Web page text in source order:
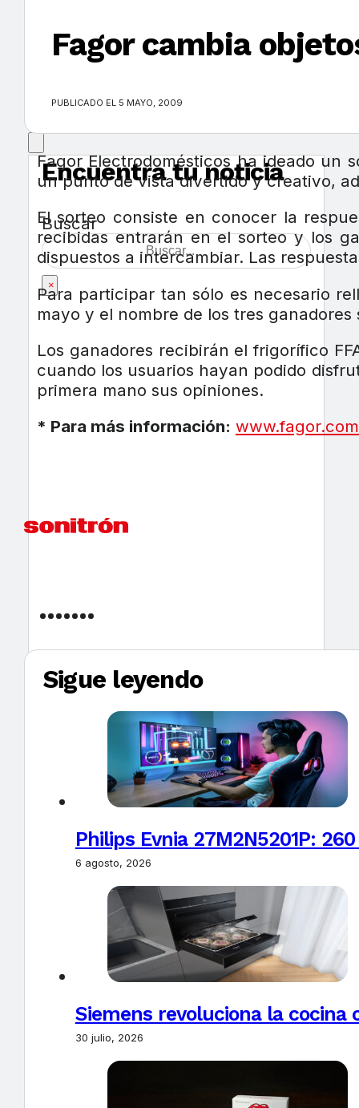
Encuentra tu noticia
Buscar
×
Fagor cambia
PUBLICADO EL 5 MAYO, 2009
Fagor Electrodomésticos ha ideado un
un punto de vista divertido y creativo,
El sorteo consiste en conocer la
recibidas entrarán en el sorteo y los
dispuestos a intercambiar. Las
Para participar tan sólo es necesario
mayo y el nombre de los tres
Los ganadores recibirán el frigorífico
cuando los usuarios hayan podido
primera mano sus opiniones.
* Para más información: www.fagor.com
Sigue leyendo
Philips Evnia 27M2N5201P:
6 agosto, 2026
Siemens revoluciona la
30 julio, 2026